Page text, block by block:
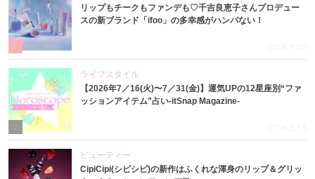
リップもチークもファンデも♡千吉良恵子さんプロデュー
スの新ブランド「ifoo」の多幸感がハンパない！
2026.7.10
ライフスタイル
【2026年7／16(火)〜7／31(金)】運気UPの12星座別“ファ
ッションアイテム”占い-itSnap Magazine-
2026.7.16
ビューティー
CipiCipi(シピシピ)の新作はふくれな渾身のリップ＆グリッ